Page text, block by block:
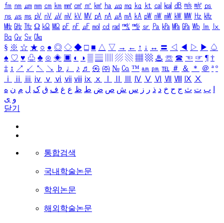
㎙ ㎚ ㎛ ㎜ ㎝ ㎞ ㎟ ㎠ ㎡ ㎢ ㏊ ㎍ ㎎ ㎏ ㏏ ㎈ ㎉ ㏈ ㎧ ㎨ ㎰
㎱ ㎲ ㎳ ㎴ ㎵ ㎶ ㎷ ㎸ ㎹ ㎀ ㎁ ㎂ ㎃ ㎄ ㎺ ㎻ ㎽ ㎾ ㎿ ㎐ ㎑
㎒ ㎓ ㎔ Ω ㏀ ㏁ ㎊ ㎋ ㎌ ㏖ ㏅ ㎭ ㎮ ㎯ ㏛ ㎩ ㎪ ㎫ ㎬ ㏝ ㏐
㏓
㏃ ㏉ ㏜ ㏆
§ ※ ☆ ★ ○ ● ◎ ◇ ◆ □ ■ △ ▽ → ← ↑ ↓ ↔ 〓 ◁ ◀ ▷ ▶ ♤
♠ ♡ ♥ ♧ ♣ ⊙ ◈ ▣ ◐ ◑ ▒ ▤ ▨ ▧ ▦ ▩ ♨ ☏ ☎ ☜ ☞ ¶ †
‡ ↕ ↗ ↙ ↖ ↘ ♭ ♩ ♪ ♬ ㉿ ㈜ № ㏇ ™ ㏂ ㏘ ℡ ＃ ＆ ＊ ＠ ª º
ⅰ
ⅱ ⅲ ⅳ ⅴ ⅵ ⅶ ⅷ ⅸ ⅹ Ⅳ Ⅴ Ⅵ Ⅶ Ⅷ Ⅸ Ⅹ
ب ت ث ج ح خ د ذ ر ز س ش ص ض ط ظ ع غ ف ق ک ل م ن ه
و ی
닫기
통합검색
국내학술논문
학위논문
해외학술논문